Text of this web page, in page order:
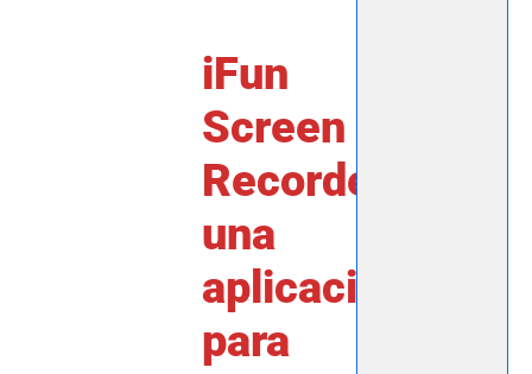
iFun
Screen
Recorder,
una
aplicación
para